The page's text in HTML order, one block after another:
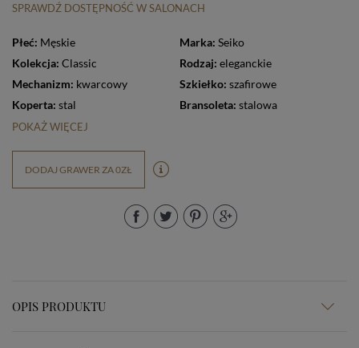
SPRAWDŹ DOSTĘPNOŚĆ W SALONACH
Płeć: Męskie Marka: Seiko
Kolekcja: Classic Rodzaj: eleganckie
Mechanizm: kwarcowy Szkiełko: szafirowe
Koperta: stal Bransoleta: stalowa
POKAŻ WIĘCEJ
DODAJ GRAWER ZA 0ZŁ
OPIS PRODUKTU